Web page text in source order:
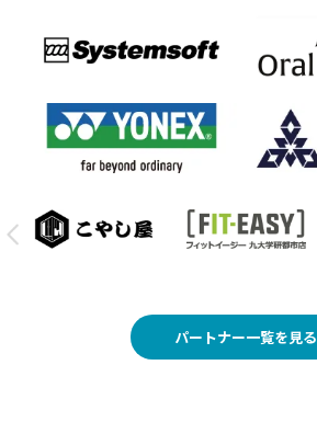
パートナー一覧を見る